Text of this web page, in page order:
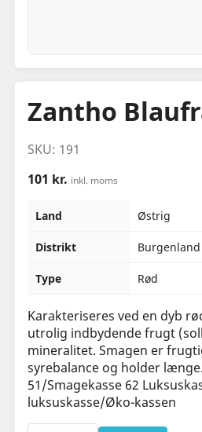
Zantho
SKU: 191
101 kr. inkl. moms
Land Østrig
Distrikt Burgenland
Type Rød
Karakteriseres ved en dyb
utrolig indbydende frugt
mineralitet. Smagen er
syrebalance og holder
51/Smagekasse 62
luksuskasse/Øko-kassen